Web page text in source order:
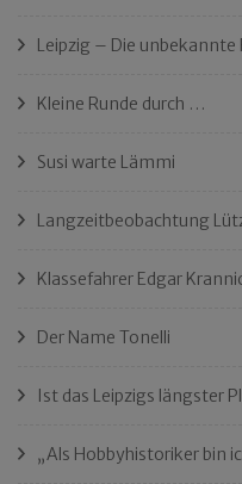
Leipzig – Die unbekannte
Kleine Runde durch …
Susi warte Lämmi
Langzeitbeobachtung
Klassefahrer Edgar
Der Name Tonelli
Ist das Leipzigs längster
„Als Hobbyhistoriker bin